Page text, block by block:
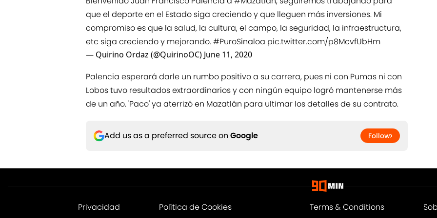
que el deporte en el Estado siga creciendo y que lleguen más inversiones. Mi
compromiso es que la salud, la cultura, el campo, la seguridad, la infraestructura,
etc siga creciendo y mejorando.#PuroSinaloa pic.twitter.com/p8McvfUbHm
— Quirino Ordaz (@QuirinoOC) June 11, 2020
Palencia esperará darle un rumbo positivo a su carrera, pues ni con Pumas ni con
Lobos tuvo resultados extraordinarios y con ningún equipo logró mantenerse más
de un año. 'Paco' ya aterrizó en Mazatlán para ultimar los detalles de su contrato.
Add us as a preferred source on Google Follow
Privacidad Política de Cookies Terms & Conditions